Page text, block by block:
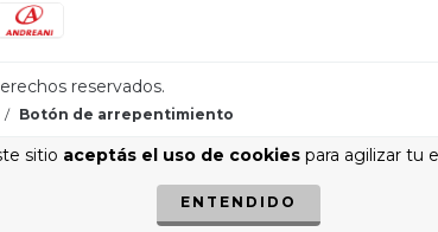
sitio aceptás el uso de cookiespara agilizar tu
ENTENDIDO
/ Botón de arrepentimiento